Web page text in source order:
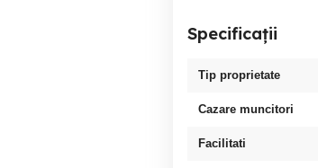
Specificații
Tip proprietate
Cazare muncitori
Facilitati